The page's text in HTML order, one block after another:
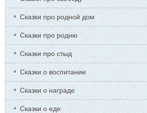
Сказки про родной дом
Сказки про родню
Сказки про стыд
Сказки о воспитании
Сказки о награде
Сказки о еде